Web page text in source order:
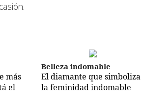
más
el
Belleza indomable
El diamante que simboliza
la feminidad indomable